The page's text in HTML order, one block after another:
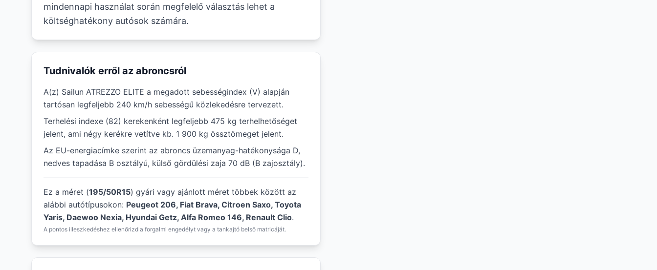
mindennapi használat során megfelelő választás lehet a
költséghatékony autósok számára.
Tudnivalók erről az abroncsról
A(z) Sailun ATREZZO ELITE a megadott sebességindex (V) alapján
tartósan legfeljebb 240 km/h sebességű közlekedésre tervezett.
Terhelési indexe (82) kerekenként legfeljebb 475 kg terhelhetőséget
jelent, ami négy kerékre vetítve kb. 1 900 kg össztömeget jelent.
Az EU-energiacímke szerint az abroncs üzemanyag-hatékonysága D,
nedves tapadása B osztályú, külső gördülési zaja 70 dB (B zajosztály).
Ez a méret (195/50R15) gyári vagy ajánlott méret többek között az
alábbi autótípusokon: Peugeot 206, Fiat Brava, Citroen Saxo, Toyota
Yaris, Daewoo Nexia, Hyundai Getz, Alfa Romeo 146, Renault Clio.
A pontos illeszkedéshez ellenőrizd a forgalmi engedélyt vagy a tankajtó belső matricáját.